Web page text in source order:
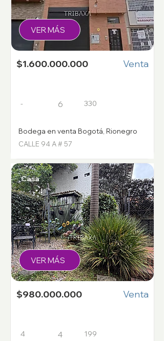
VER MÁS
$1.600.000.000 Venta
- 6 330
Bodega en venta Bogotá, Rionegro
CALLE 94 A # 57
Casa
VER MÁS
$980.000.000 Venta
4 4 199